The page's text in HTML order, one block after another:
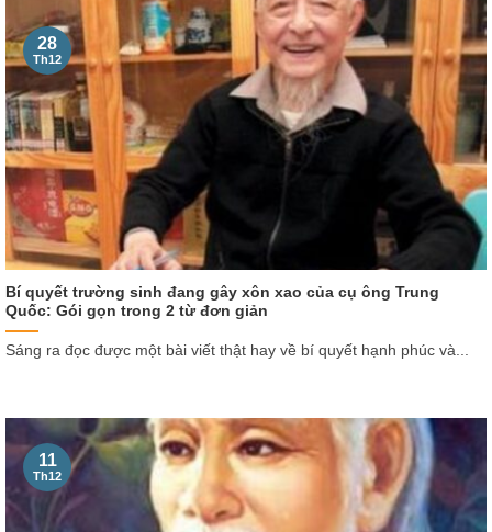
Bí quyết trường sinh đang gây xôn xao của cụ ông Trung
Quốc: Gói gọn trong 2 từ đơn giản
Sáng ra đọc được một bài viết thật hay về bí quyết hạnh phúc và...
28
Th12
11
Th12